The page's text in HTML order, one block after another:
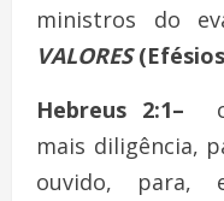
ministros do
VALORES
Hebreus 2:1–
mais diligência,
ouvido, para,